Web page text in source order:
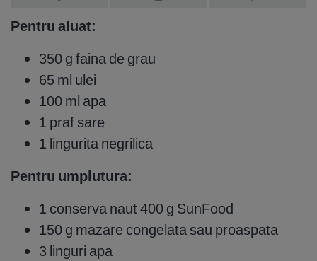
Pentru aluat:
350 g faina de grau
65 ml ulei
100 ml apa
1 praf sare
1 lingurita negrilica
Pentru umplutura:
1 conserva naut 400 g SunFood
150 g mazare congelata sau proaspata
3 linguri apa